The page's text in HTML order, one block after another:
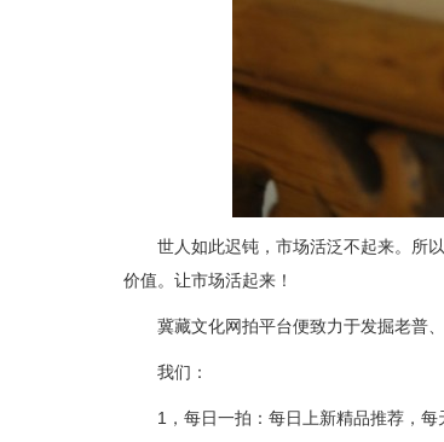
世人如此迟钝，市场活泛不起来。所
价值。让市场活起来！
冀藏文化网拍平台便致力于发掘老普
我们：
1，每日一拍：每日上新精品推荐，每